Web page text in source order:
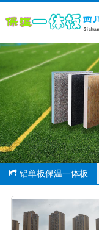
铝单板保温一体板